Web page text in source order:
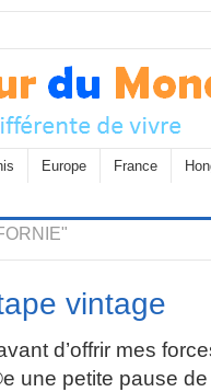
Europe France
vintage
d’offrir mes
une petite pause